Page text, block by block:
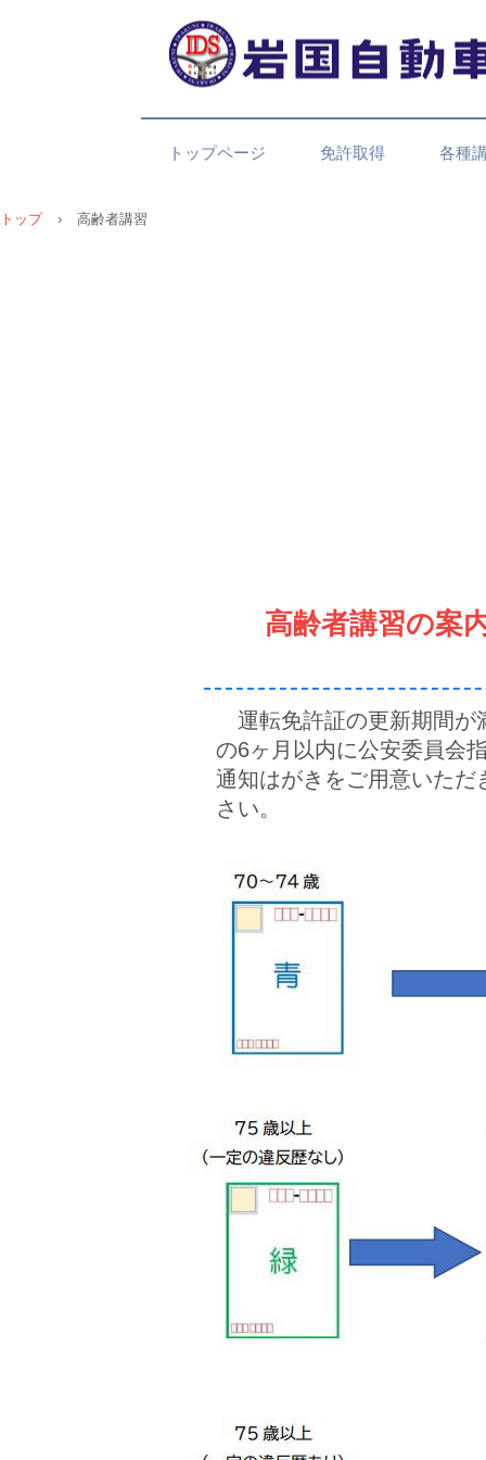
トップページ 免許取得 各種
トップ › 高齢者講習
高齢者講習の案
運転免許証の更新期間が
の6ヶ月以内に公安委員会
通知はがきをご用意いた
さい。